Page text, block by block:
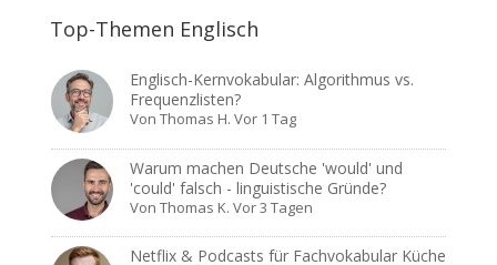
Top-Themen Englisch
Englisch-Kernvokabular: Algorithmus vs.
Frequenzlisten?
VonThomas H. Vor 1 Tag
Warum machen Deutsche 'would' und
'could' falsch - linguistische Gründe?
VonThomas K. Vor 3 Tagen
Netflix & Podcasts für Fachvokabular Küche